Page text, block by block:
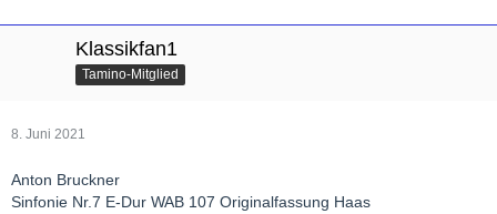
Klassikfan1
Tamino-Mitglied
8. Juni 2021
Anton Bruckner
Sinfonie Nr.7 E-Dur WAB 107 Originalfassung Haas